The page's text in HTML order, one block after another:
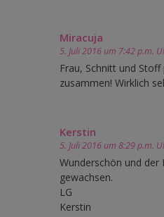
Miracuja
5. Juli 2016 um 7:42 p.m.
Frau, Schnitt und
zusammen! Wirklich
Kerstin
5. Juli 2016 um 8:29 p.m.
Wunderschön und der
gewachsen.
LG
Kerstin